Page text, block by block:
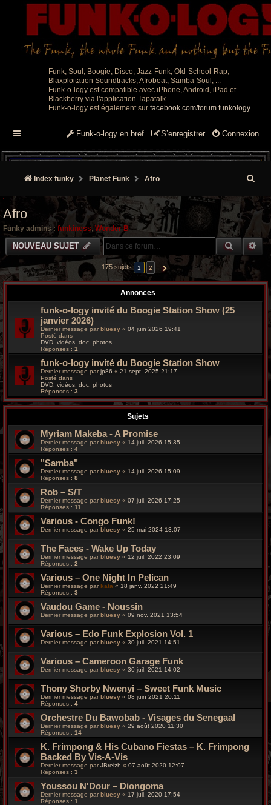
Funk, Soul, Boogie, Disco, Jazz-Funk, Old-School-Rap,
Blaxploitation Soundtracks, Afrobeat, Samba-Soul, ...
Funk-o-logy est compatible avec iPhone, Android, iPad et
Blackberry via l'application Tapatalk
Funk-o-logy est également sur facebook.com/forum.funkology
Connexion
S’enregistrer
Funk-o-logy en bref
Index funky Planet Funk Afro
e
h
r
g
o
Afro
Funky admins : funkiness, Wonder B
NOUVEAU SUJET
175 sujets 1 2 SUIVANTE
Annonces
funk-o-logy invité du Boogie Station Show (25
janvier 2026)
Dernier message par bluesy « 04 juin 2026 19:41
Posté dans
DVD, vidéos, doc, photos
Réponses : 1
funk-o-logy invité du Boogie Station Show
Dernier message parjp86 « 21 sept. 2025 21:17
Posté dans
DVD, vidéos, doc, photos
Réponses : 3
Sujets
Myriam Makeba - A Promise
Dernier message par bluesy « 14 juil. 2026 15:35
Réponses : 4
"Samba"
Dernier message parbluesy « 14 juil. 2026 15:09
Réponses : 8
Rob – S/T
Dernier message par bluesy « 07 juil. 2026 17:25
Réponses : 11
Various - Congo Funk!
Dernier message parbluesy « 25 mai 2024 13:07
The Faces - Wake Up Today
Dernier message par bluesy « 12 juil. 2022 23:09
Réponses : 2
Various – One Night In Pelican
Dernier message parkata « 18 janv. 2022 21:49
Réponses : 3
Vaudou Game - Noussin
Dernier message par bluesy « 09 nov. 2021 13:54
Various – Edo Funk Explosion Vol. 1
Dernier message parbluesy « 30 juil. 2021 14:51
Various – Cameroon Garage Funk
Dernier message par bluesy « 30 juil. 2021 14:02
Thony Shorby Nwenyi – Sweet Funk Music
Dernier message parbluesy « 08 juin 2021 20:11
Réponses : 4
Orchestre Du Bawobab - Visages du Senegaal
Dernier message par bluesy « 29 août 2020 11:30
Réponses : 14
K. Frimpong & His Cubano Fiestas – K. Frimpong
Backed By Vis-A-Vis
Dernier message par JBreizh « 07 août 2020 12:07
Réponses : 3
Youssou N'Dour ‎– Diongoma
Dernier message par bluesy « 17 juil. 2020 17:54
Réponses : 1